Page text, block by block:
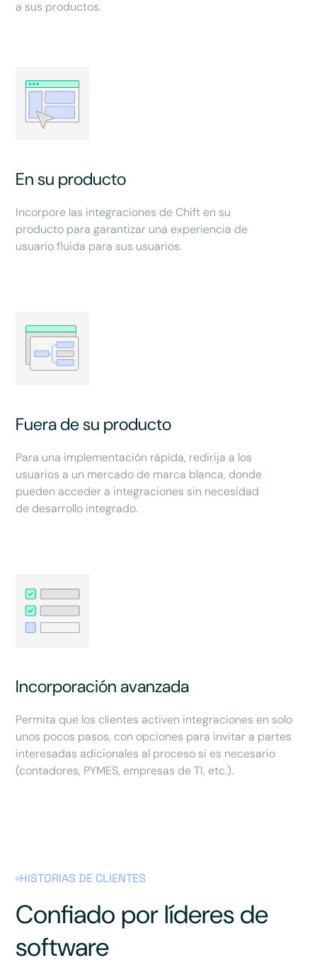
a sus productos.
En su producto
Incorpore las integraciones de Chift en su
producto para garantizar una experiencia de
usuario fluida para sus usuarios.
Fuera de su producto
Para una implementación rápida, redirija a los
usuarios a un mercado de marca blanca, donde
pueden acceder a integraciones sin necesidad
de desarrollo integrado.
Incorporación avanzada
Permita que los clientes activen integraciones en solo
unos pocos pasos, con opciones para invitar a partes
interesadas adicionales al proceso si es necesario
(contadores, PYMES, empresas de TI, etc.).
HISTORIAS DE CLIENTES
Confiado por líderes de
software